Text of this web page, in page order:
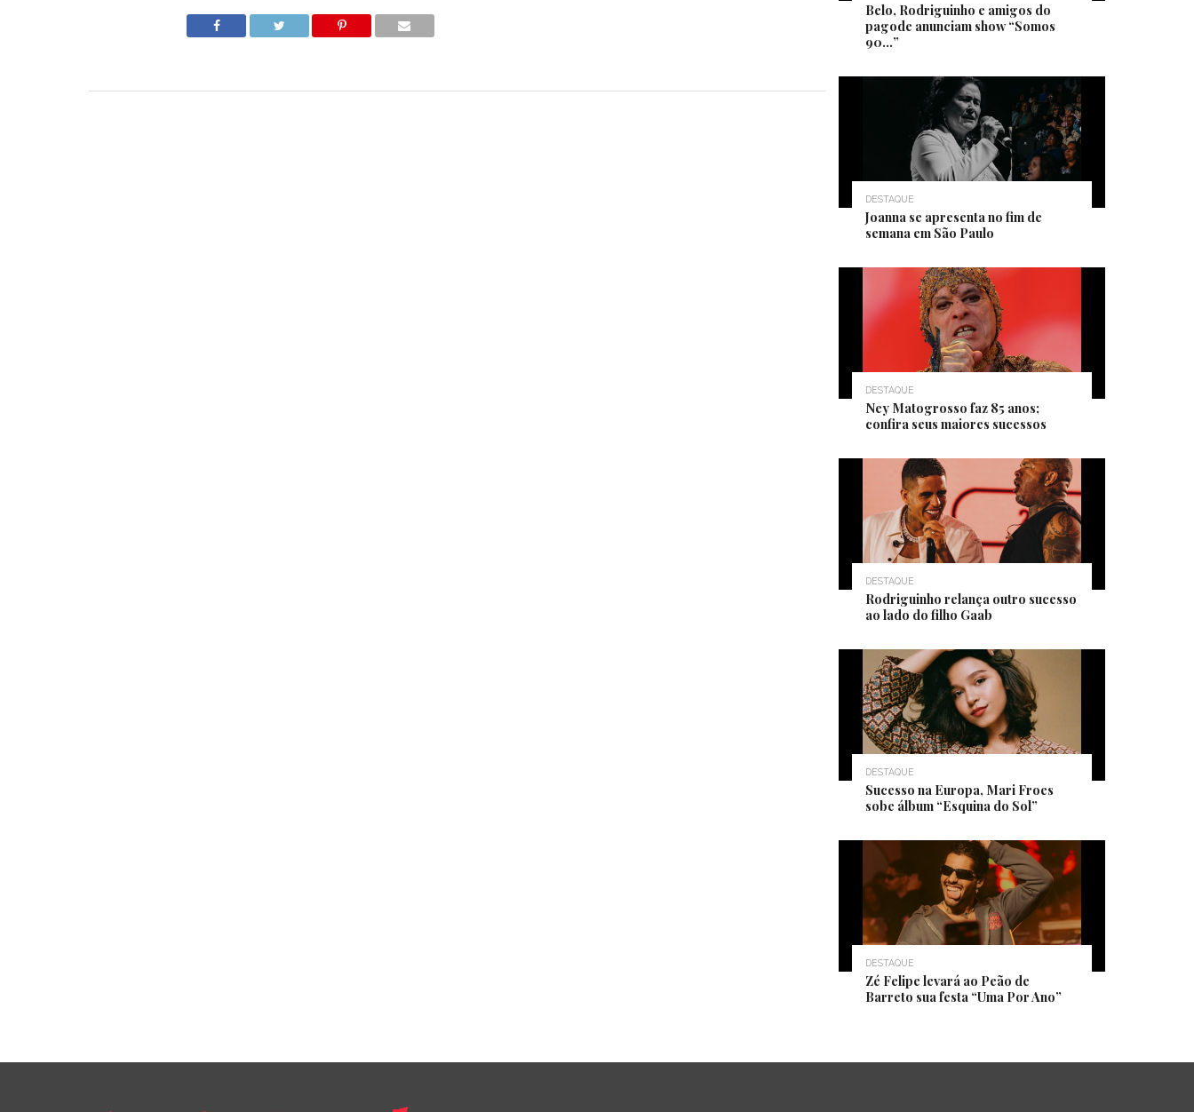
Belo, Rodriguinho e amigos do
pagode anunciam show “Somos
90…”
DESTAQUE
Joanna se apresenta no fim de
semana em São Paulo
DESTAQUE
Ney Matogrosso faz 85 anos;
confira seus maiores sucessos
DESTAQUE
Rodriguinho relança outro sucesso
ao lado do filho Gaab
DESTAQUE
Sucesso na Europa, Mari Froes
sobe álbum “Esquina do Sol”
DESTAQUE
Zé Felipe levará ao Peão de
Barreto sua festa “Uma Por Ano”